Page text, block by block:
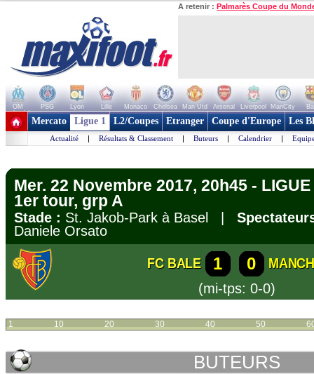
A retenir : Palmarès Coupe du
OM PSG Lyon Lille Monaco Chelsea Man Utd Arsenal Liverpool ManCity
+ de clubs
Mercato Ligue 1 L2/Coupes Etranger Coupe d'Europe Les
Actualité | Résultats & Classement | Buteurs | Calendrier |
Mer. 22 Novembre 2017, 20h45 -
1er tour, grp A
Stade : St. Jakob-Park à Basel |
Daniele Orsato
FC BALE 1 0
(mi-tps: 0-0)
1 10 20 30 40 50
BUTEURS